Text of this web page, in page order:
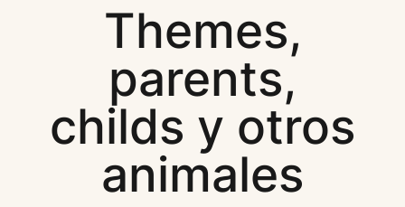
Themes,
parents,
childs y otros
animales